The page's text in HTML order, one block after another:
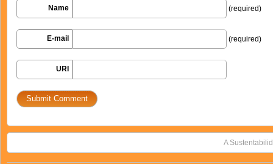
Name (required)
E-mail (required)
URI
A